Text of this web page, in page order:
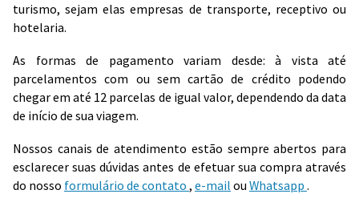
turismo, sejam elas empresas de transporte, receptivo ou
hotelaria.
As formas de pagamento variam desde: à vista até
parcelamentos com ou sem cartão de crédito podendo
chegar em até 12 parcelas de igual valor, dependendo da data
de início de sua viagem.
Nossos canais de atendimento estão sempre abertos para
esclarecer suas dúvidas antes de efetuar sua compra através
do nosso formulário de contato , e-mail ou Whatsapp .